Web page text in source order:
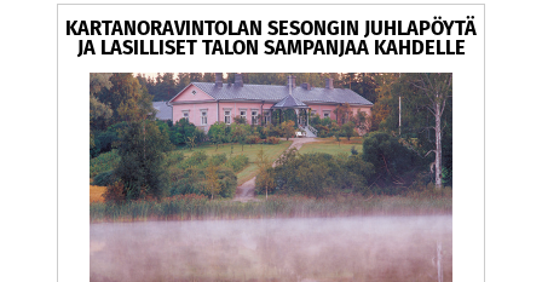
KARTANORAVINTOLAN SESONGIN JUHLAPÖYTÄ
JA LASILLISET TALON SAMPANJAA KAHDELLE